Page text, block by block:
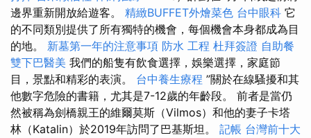
邊界重新開放給遊客。 精緻BUFFET外燴菜色 台中眼科 它
的不同類別提供了所有獨特的機會，每個機會本身都成為目
的地。 新墓第一年的注意事項 防水 工程 杜拜簽證 自助餐
雙下巴醫美 我們的船隻有飲食選擇，娛樂選擇，家庭節
目，景點和精彩的表演。 台中養生療程 ”關於在線騷擾和其
他數字危險的書籍，尤其是7-12歲的年齡段。 前者是當仍
然被稱為劍橋親王的維爾莫斯（Vilmos）和他的妻子卡塔
林（Katalin）於2019年訪問了巴基斯坦。 記帳 台灣前十大